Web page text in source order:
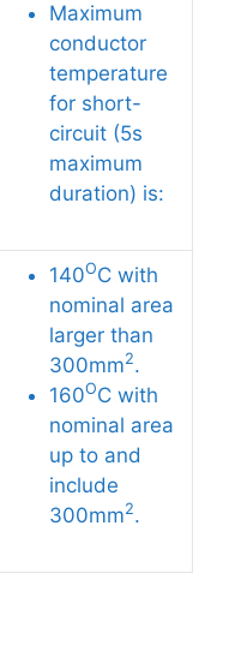
Maximum
conductor
temperature
for short-
circuit (5s
maximum
duration) is:
140OC with
nominal area
larger than
300mm2.
160OC with
nominal area
up to and
include
300mm2.